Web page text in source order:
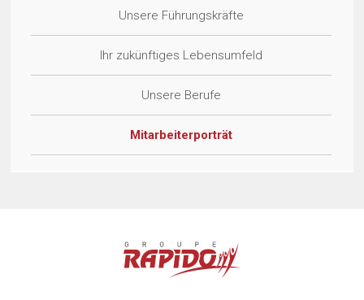
Unsere Führungskräfte
Ihr zukünftiges Lebensumfeld
Unsere Berufe
Mitarbeiterporträt